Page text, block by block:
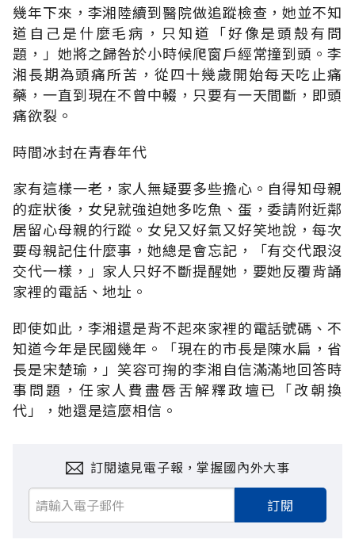
幾年下來，李湘陸續到醫院做追蹤檢查，她並不知
道自己是什麼毛病，只知道「好像是頭殼有問
題，」她將之歸咎於小時候爬窗戶經常撞到頭。李
湘長期為頭痛所苦，從四十幾歲開始每天吃止痛
藥，一直到現在不曾中輟，只要有一天間斷，即頭
痛欲裂。
時間冰封在青春年代
家有這樣一老，家人無疑要多些擔心。自得知母親
的症狀後，女兒就強迫她多吃魚、蛋，委請附近鄰
居留心母親的行蹤。女兒又好氣又好笑地說，每次
要母親記住什麼事，她總是會忘記，「有交代跟沒
交代一樣，」家人只好不斷提醒她，要她反覆背誦
家裡的電話、地址。
即使如此，李湘還是背不起來家裡的電話號碼、不
知道今年是民國幾年。「現在的市長是陳水扁，省
長是宋楚瑜，」笑容可掬的李湘自信滿滿地回答時
事問題，任家人費盡唇舌解釋政壇已「改朝換
代」，她還是這麼相信。
訂閱遠見電子報，掌握國內外大事
訂閱